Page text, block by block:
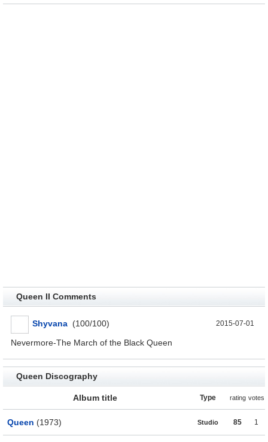
Queen II Comments
Shyvana (100/100) 2015-07-01
Nevermore-The March of the Black Queen
Queen Discography
Album title Type rating votes
Queen (1973) Studio 85 1